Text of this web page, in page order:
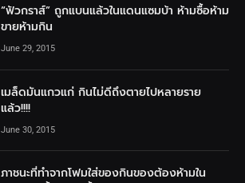
“ฟัวกราส์” ถูกแบนแล้วในแดนแซมบ้า ห้ามซื้อห้าม
ขายห้ามกิน
June 29, 2015
เมล็ดมันแกวแก่ กินไม่ดีถึงตายไปหลายราย
แล้ว!!!!
June 30, 2015
ภาชนะที่ทำจากโฟมใส่ของกินของต้องห้ามใน